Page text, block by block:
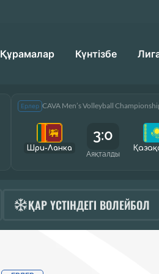
Құрамалар Күнтізбе
Ерлер CAVA Men’s Volleyball
Шри-Ланка
3:0
Аяқталды
ҚАР ҮСТІНДЕГІ ВОЛЕЙБОЛ